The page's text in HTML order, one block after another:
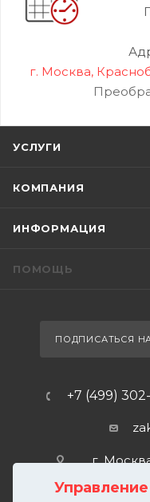
г. Москва,
УСЛУГИ
КОМПАНИЯ
ИНФОРМАЦИЯ
ПОМОЩЬ
ПОДПИСАТЬСЯ
+7 (499)
г.